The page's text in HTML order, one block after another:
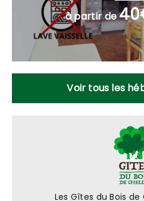
à partir de
Voir tous les
Les Gîtes du Bois de